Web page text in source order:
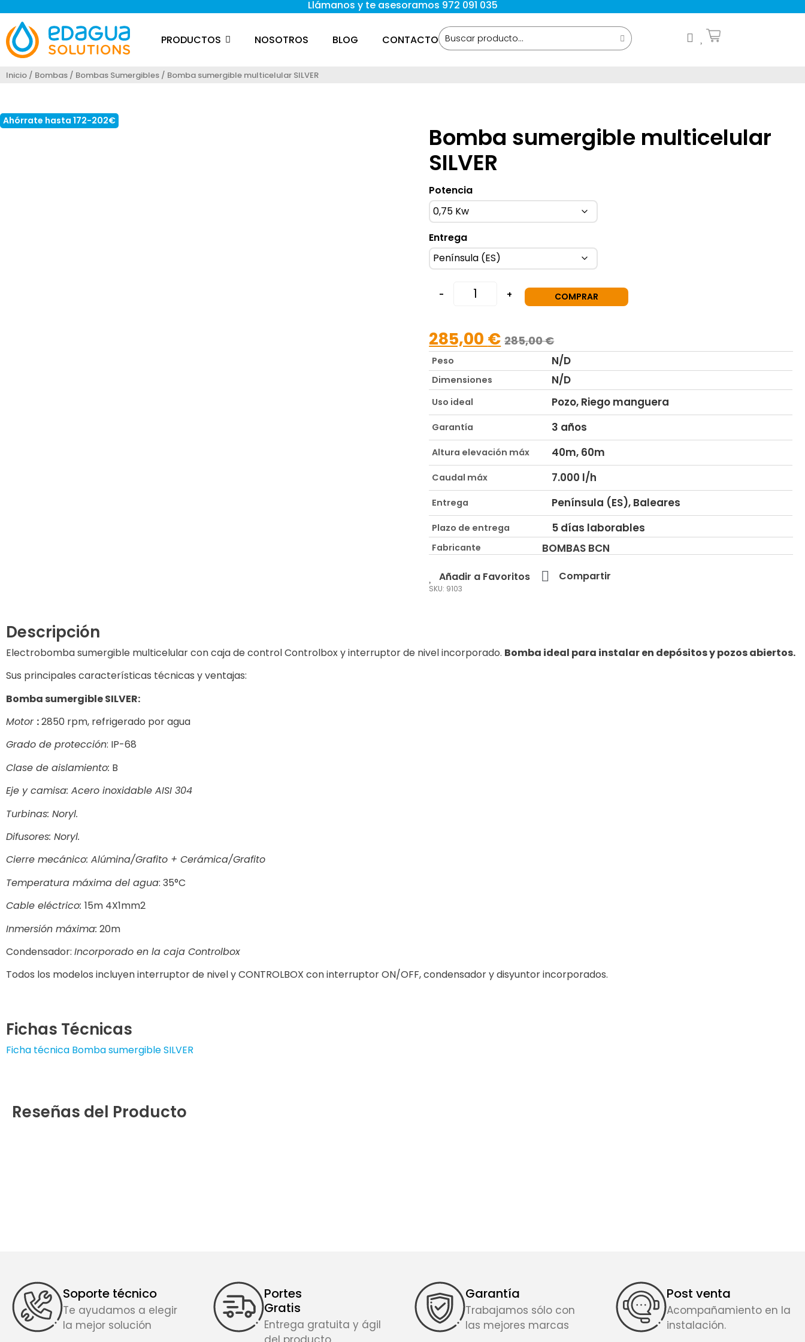
Llámanos y te asesoramos 972 091 035
PRODUCTOS NOSOTROS BLOG CONTACTO
Inicio / Bombas / Bombas Sumergibles / Bomba sumergible multicelular SILVER
Ahórrate hasta 172-202€
Loading...
Bomba sumergible multicelular
SILVER
Potencia
Entrega
- + COMPRAR
285,00 € 285,00€
Peso N/D
Dimensiones N/D
Uso ideal Pozo, Riego manguera
Garantía 3 años
Altura elevación máx 40m, 60m
Caudal máx 7.000 l/h
Entrega Península (ES), Baleares
Plazo de entrega 5 días laborables
Fabricante BOMBAS BCN
Añadir a Favoritos Compartir
SKU: 9103
Descripción
Electrobomba sumergible multicelular con caja de control Controlbox y interruptor de nivel incorporado. Bomba ideal para instalar en depósitos y pozos abiertos.
Sus principales características técnicas y ventajas:
Bomba sumergible SILVER:
Motor :2850 rpm, refrigerado por agua
Grado de protección: IP-68
Clase de aislamiento: B
Eje y camisa: Acero inoxidable AISI 304
Turbinas: Noryl.
Difusores: Noryl.
Cierre mecánico: Alúmina/Grafito + Cerámica/Grafito
Temperatura máxima del agua: 35°C
Cable eléctrico: 15m 4X1mm2
Inmersión máxima: 20m
Condensador: Incorporado en la caja Controlbox
Todos los modelos incluyen interruptor de nivel y CONTROLBOX con interruptor ON/OFF, condensador y disyuntor incorporados.
Fichas Técnicas
Ficha técnica Bomba sumergible SILVER
Reseñas del Producto
Soporte técnico
Te ayudamos a elegir
la mejor solución
Portes
Gratis
Entrega gratuita y ágil
Garantía
Trabajamos sólo con
las mejores marcas
Post venta
Acompañamiento en la
instalación.